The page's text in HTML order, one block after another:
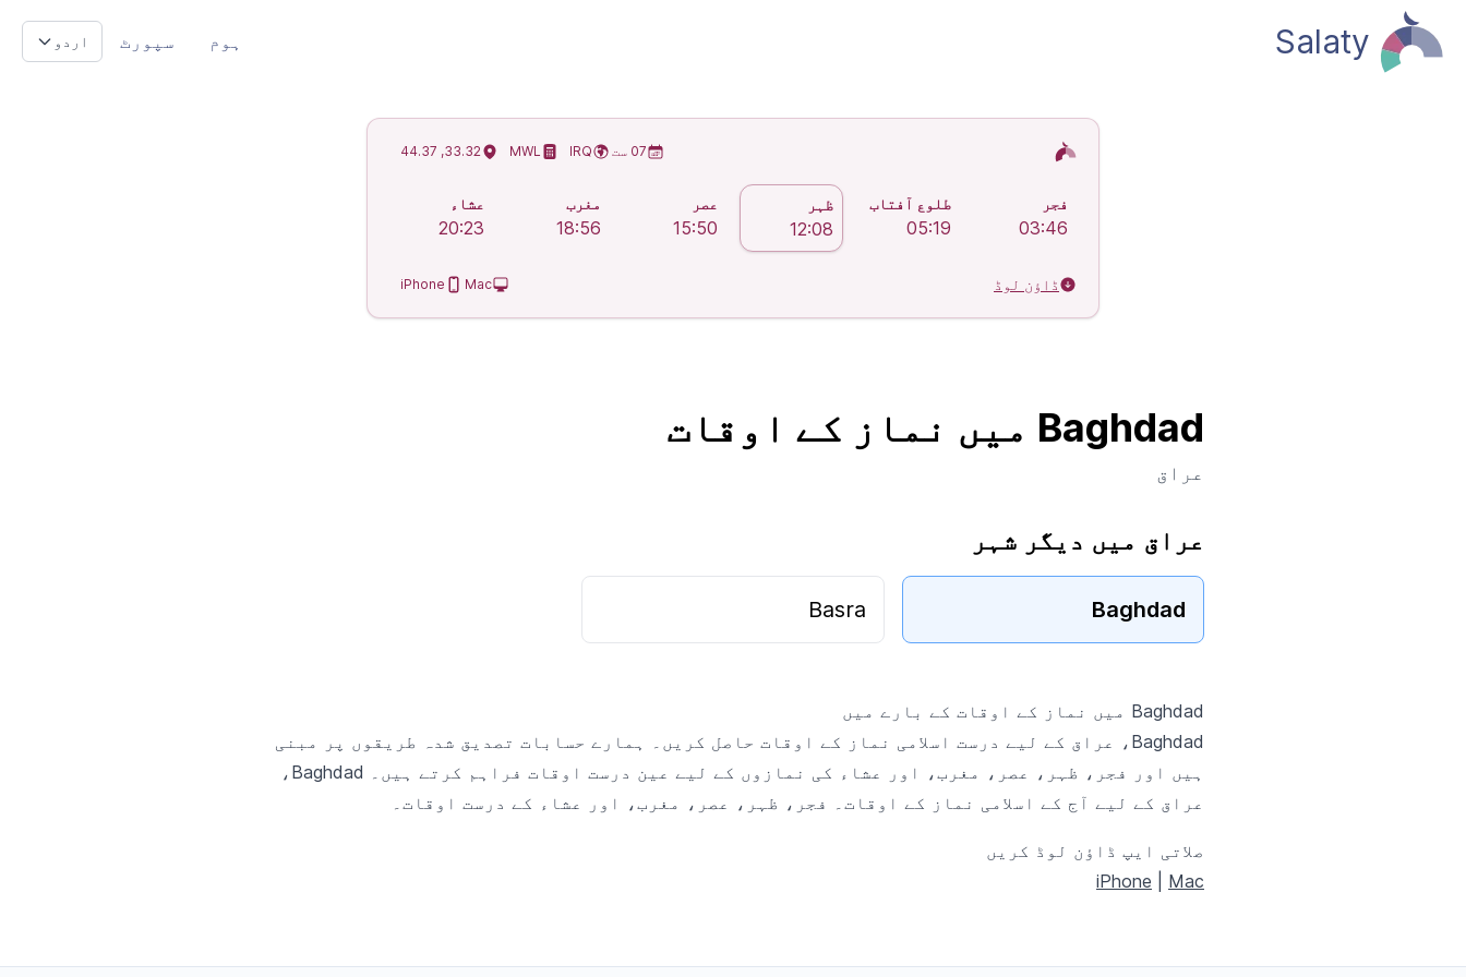
Salaty ہوم سپورٹ اردو
اسلامی نماز کے اوقات 07 ست IRQ
MWL
33.32, 44.37
فجر
03:46
طلوع آفتاب
05:19
ظہر
12:08
عصر
15:50
مغرب
18:56
عشاء
20:23
ڈاؤن لوڈ Mac
iPhone
Baghdad میں نماز کے اوقات
عراق
عراق میں دیگر شہر
Baghdad
Basra
Baghdad میں نماز کے اوقات کے بارے میں
Baghdad، عراق کے لیے درست اسلامی نماز کے اوقات حاصل کریں۔ ہمارے حسابات تصدیق شدہ طریقوں پر مبنی
ہیں اور فجر، ظہر، عصر، مغرب، اور عشاء کی نمازوں کے لیے عین درست اوقات فراہم کرتے ہیں۔ Baghdad،
عراق کے لیے آج کے اسلامی نماز کے اوقات۔ فجر، ظہر، عصر، مغرب، اور عشاء کے درست اوقات۔
صلاتی ایپ ڈاؤن لوڈ کریں
iPhone
Mac